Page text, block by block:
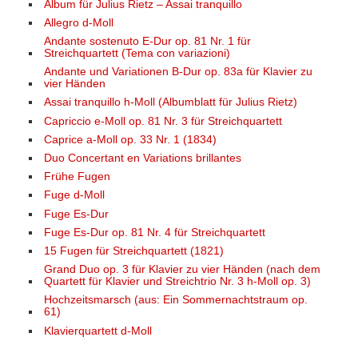
Album für Julius Rietz – Assai tranquillo
Allegro d-Moll
Andante sostenuto E-Dur op. 81 Nr. 1 für
Streichquartett (Tema con variazioni)
Andante und Variationen B-Dur op. 83a für Klavier zu
vier Händen
Assai tranquillo h-Moll (Albumblatt für Julius Rietz)
Capriccio e-Moll op. 81 Nr. 3 für Streichquartett
Caprice a-Moll op. 33 Nr. 1 (1834)
Duo Concertant en Variations brillantes
Frühe Fugen
Fuge d-Moll
Fuge Es-Dur
Fuge Es-Dur op. 81 Nr. 4 für Streichquartett
15 Fugen für Streichquartett (1821)
Grand Duo op. 3 für Klavier zu vier Händen (nach dem
Quartett für Klavier und Streichtrio Nr. 3 h-Moll op. 3)
Hochzeitsmarsch (aus: Ein Sommernachtstraum op.
61)
Klavierquartett d-Moll